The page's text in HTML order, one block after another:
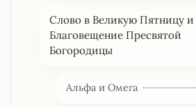
Слово в Великую Пятницу и
Благовещение Пресвятой
Богородицы
Альфа и Омега